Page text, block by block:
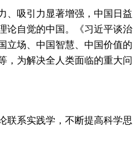
、吸引力显著增强，中国日益
论自觉的中国。《习近平谈治
立场、中国智慧、中国价值的
，为解决全人类面临的重大问
联系实践学，不断提高科学思